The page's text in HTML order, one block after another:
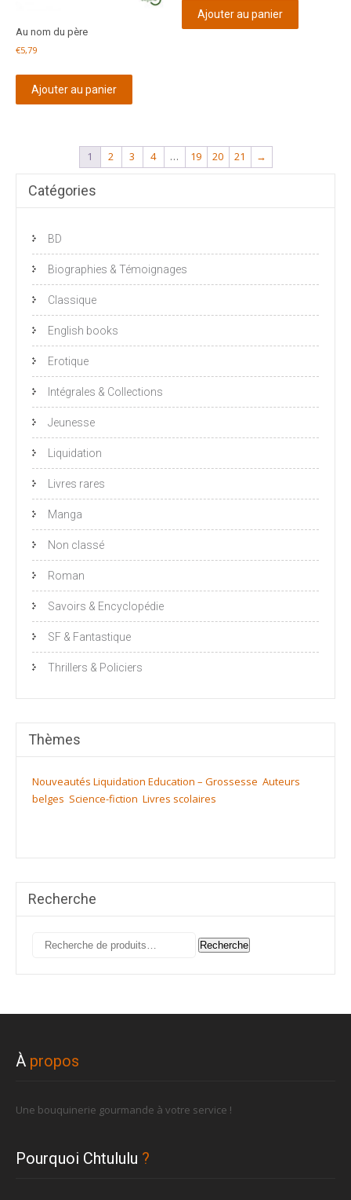
Au nom du père
€5,79
Ajouter au panier
Ajouter au panier
1 2 3 4 … 19 20 21 →
Catégories
BD
Biographies & Témoignages
Classique
English books
Erotique
Intégrales & Collections
Jeunesse
Liquidation
Livres rares
Manga
Non classé
Roman
Savoirs & Encyclopédie
SF & Fantastique
Thrillers & Policiers
Thèmes
Nouveautés Liquidation Education – Grossesse Auteurs
belges Science-fiction Livres scolaires
Recherche
Recherche
Recherche
À propos
Une bouquinerie gourmande à votre service !
Pourquoi Chtululu ?